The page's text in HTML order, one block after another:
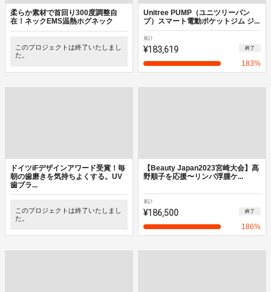
柔らか素材で首回り300度調整自
在！ネックEMS温熱ホグネック
このプロジェクトは終了いたしまし
た。
Unitree PUMP（ユニツリーパン
プ）スマート電動ポケットジム ジ...
累計
¥183,619 終了
183%
ドイツiFデザインアワード受賞！毎
朝の歯磨きを気持ちよくする。UV
歯ブラ...
このプロジェクトは終了いたしまし
た。
【Beauty Japan2023宮崎大会】髙
野順子を応援〜リンパ浮腫ケ...
累計
¥186,500 終了
186%